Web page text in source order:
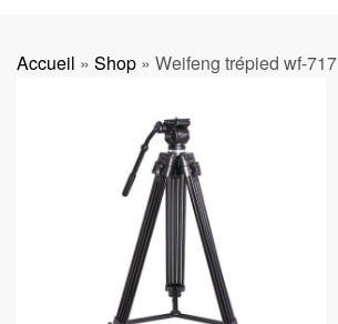
Accueil » Shop » Weifeng trépied wf-717